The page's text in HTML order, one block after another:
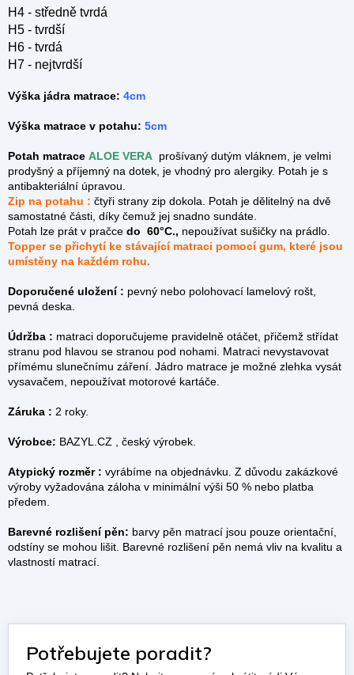
H4 - středně tvrdá
H5 - tvrdší
H6 - tvrdá
H7 - nejtvrdší
Výška jádra matrace: 4cm
Výška matrace v potahu: 5cm
Potah matrace ALOE VERA prošívaný dutým vláknem, je velmi
prodyšný a příjemný na dotek, je vhodný pro alergiky. Potah je s
antibakteriální úpravou.
Zip na potahu : čtyři strany zip dokola.
Potah je dělitelný na dvě
samostatné části, díky čemuž jej snadno sundáte.
Potah lze prát v pračce do 60°C., nepoužívat sušičky na prádlo.
Topper se přichytí ke stávající matraci pomocí gum, které jsou
umístěny na každém rohu.
Doporučené uložení : pevný nebo polohovací lamelový rošt,
pevná deska.
Údržba : matraci doporučujeme pravidelně otáčet, přičemž střídat
stranu pod hlavou se stranou pod nohami. Matraci nevystavovat
přímému slunečnímu záření. Jádro matrace je možné zlehka vysát
vysavačem, nepoužívat motorové kartáče.
Záruka : 2 roky.
Výrobce: BAZYL.CZ , český výrobek.
Atypický rozměr : vyrábíme na objednávku. Z důvodu zakázkové
výroby vyžadována záloha v minimální výši 50 % nebo platba
předem.
Barevné rozlišení pěn: barvy pěn matrací jsou pouze orientační,
odstíny se mohou lišit. Barevné rozlišení pěn nemá vliv na kvalitu a
vlastností matrací.
Potřebujete poradit?